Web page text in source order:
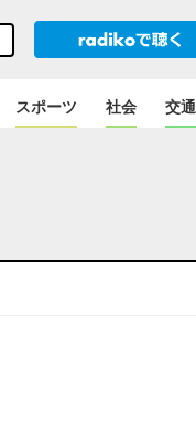
スポーツ 社会 交通